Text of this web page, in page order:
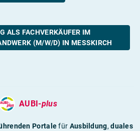
ALS FACHVERKÄUFER IM
(M/W/D) IN MESSKIRCH
AUBI-plus
Portalefür Ausbildung,duales